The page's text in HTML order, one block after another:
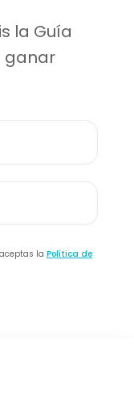
la Guía
ganar
la Política de